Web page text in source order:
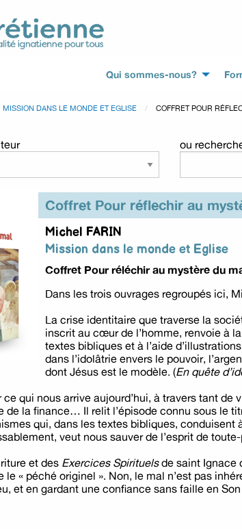
Qui sommes-nous?
MISSION DANS LE MONDE ET EGLISE COFFRET POUR
ou
Coffret Pour réflechir au
Michel FARIN
Mission dans le monde et Eglise
Coffret Pour réléchir au mystère du
Dans les trois ouvrages regroupés ici,
La crise identitaire que traverse la
inscrit au cœur de l’homme, renvoie à
textes bibliques et à l’aide
dans l’idolâtrie envers le pouvoir,
dont Jésus est le modèle. (En quête
ce qui nous arrive aujourd’hui, à travers tant
de la finance… Il relit l’épisode connu sous le
qui, dans les textes bibliques, conduisent
veut nous sauver de l’esprit de
et des Exercices Spirituelsde saint Ignace
le « péché originel ». Non, le mal n’est pas
et en gardant une confiance sans faille en